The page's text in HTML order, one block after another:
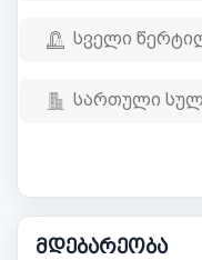
სველი
სართული
მდებარეობა